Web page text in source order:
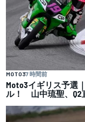
MOTO37 時間前
Moto3イギリス予選
ル！ 山中琉聖、Q2